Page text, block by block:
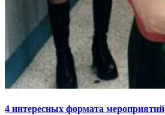
4 интересных формата мероприятий